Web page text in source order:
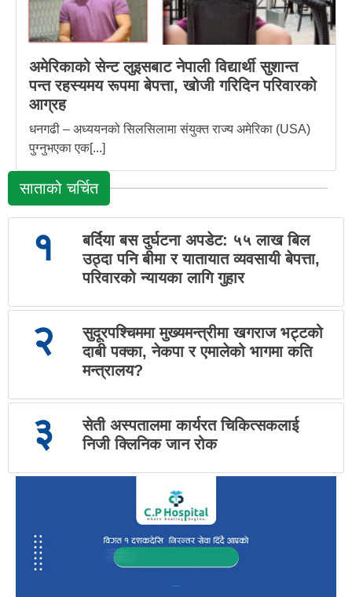
अमेरिकाको सेन्ट लुइसबाट नेपाली विद्यार्थी सुशान्त
पन्त रहस्यमय रूपमा बेपत्ता, खोजी गरिदिन परिवारको
आग्रह
धनगढी – अध्ययनको सिलसिलामा संयुक्त राज्य अमेरिका (USA)
पुग्नुभएका एक[...]
साताको चर्चित
१
बर्दिया बस दुर्घटना अपडेट: ५५ लाख बिल
उठ्दा पनि बीमा र यातायात व्यवसायी बेपत्ता,
परिवारको न्यायका लागि गुहार
२
सुदूरपश्चिममा मुख्यमन्त्रीमा खगराज भट्टको
दाबी पक्का, नेकपा र एमालेको भागमा कति
मन्त्रालय?
३
सेती अस्पतालमा कार्यरत चिकित्सकलाई
निजी क्लिनिक जान रोक